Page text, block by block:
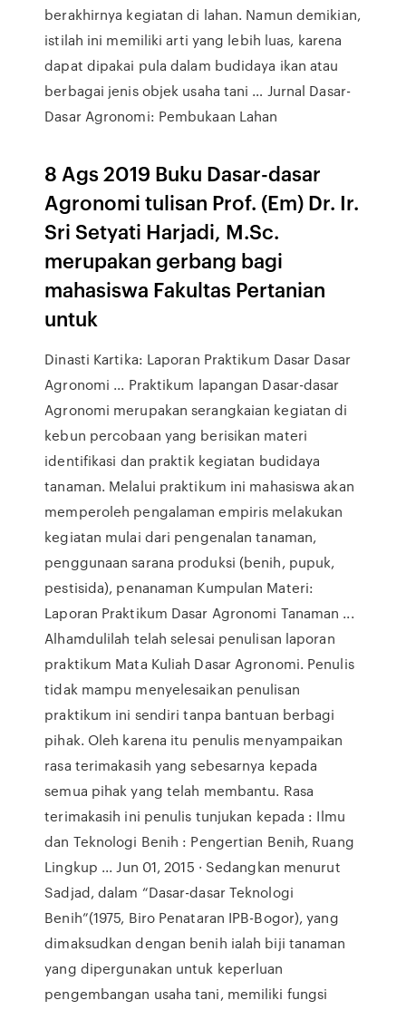
berakhirnya kegiatan di lahan. Namun demikian,
istilah ini memiliki arti yang lebih luas, karena
dapat dipakai pula dalam budidaya ikan atau
berbagai jenis objek usaha tani … Jurnal Dasar-
Dasar Agronomi: Pembukaan Lahan
8 Ags 2019 Buku Dasar-dasar
Agronomi tulisan Prof. (Em) Dr. Ir.
Sri Setyati Harjadi, M.Sc.
merupakan gerbang bagi
mahasiswa Fakultas Pertanian
untuk
Dinasti Kartika: Laporan Praktikum Dasar Dasar
Agronomi ... Praktikum lapangan Dasar-dasar
Agronomi merupakan serangkaian kegiatan di
kebun percobaan yang berisikan materi
identifikasi dan praktik kegiatan budidaya
tanaman. Melalui praktikum ini mahasiswa akan
memperoleh pengalaman empiris melakukan
kegiatan mulai dari pengenalan tanaman,
penggunaan sarana produksi (benih, pupuk,
pestisida), penanaman Kumpulan Materi:
Laporan Praktikum Dasar Agronomi Tanaman ...
Alhamdulilah telah selesai penulisan laporan
praktikum Mata Kuliah Dasar Agronomi. Penulis
tidak mampu menyelesaikan penulisan
praktikum ini sendiri tanpa bantuan berbagi
pihak. Oleh karena itu penulis menyampaikan
rasa terimakasih yang sebesarnya kepada
semua pihak yang telah membantu. Rasa
terimakasih ini penulis tunjukan kepada : Ilmu
dan Teknologi Benih : Pengertian Benih, Ruang
Lingkup ... Jun 01, 2015 · Sedangkan menurut
Sadjad, dalam “Dasar-dasar Teknologi
Benih”(1975, Biro Penataran IPB-Bogor), yang
dimaksudkan dengan benih ialah biji tanaman
yang dipergunakan untuk keperluan
pengembangan usaha tani, memiliki fungsi